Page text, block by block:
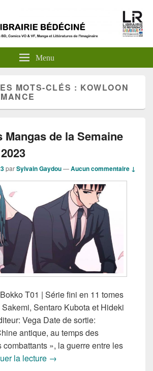
Menu
MOTS-CLÉS : KOWLOON
Mangas de la Semaine
parSylvain Gaydou—Aucun commentaire ↓
T01 | Série fini en 11 tomes
Sentaro Kubota et Hideki
Vega Date de sortie:
antique, au temps des
combattants », la guerre entre les
la lecture Nouveautés Mangas de la
→